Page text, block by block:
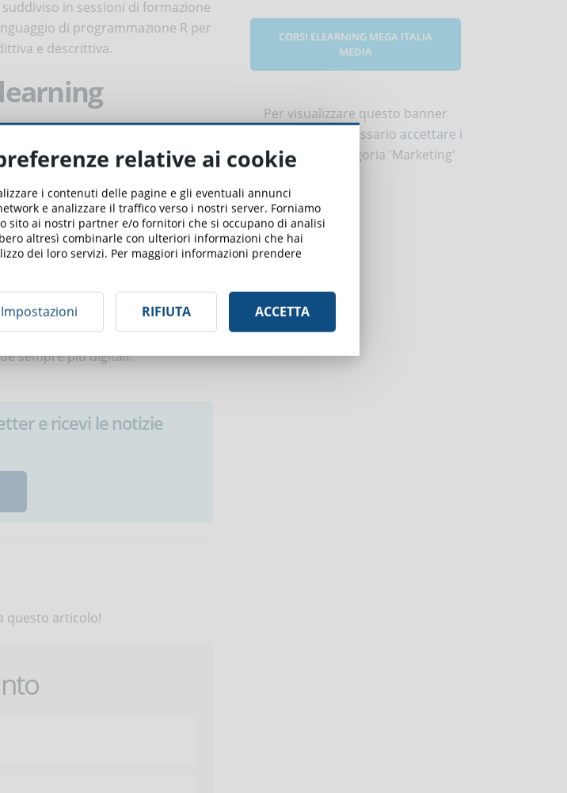
in sessioni di formazione
di programmazione R per
e descrittiva.
learning, vale a dire la
base del processo c’è un
che ci sono nella cronologia.
è successo in passato per
delle immagini e vocale, la
associazione e classificazione che
Ilcorso online Machine
reali, apprendimento con o
modo per fornire rapidamente una
sempre più digitali.
e ricevi le notizie
questo articolo!
CORSI ELEARNING MEGA ITALIA
MEDIA
Per visualizzare questo banner
informativo è necessario accettare i
cookiedella categoria 'Marketing'
relative ai cookie
i contenuti delle pagine e gli eventuali annunci
e analizzare il traffico verso i nostri server. Forniamo
ai nostri partner e/o fornitori che si occupano di analisi
altresì combinarle con ulteriori informazioni che hai
dei loro servizi. Per maggiori informazioni prendere
Impostazioni RIFIUTA ACCETTA